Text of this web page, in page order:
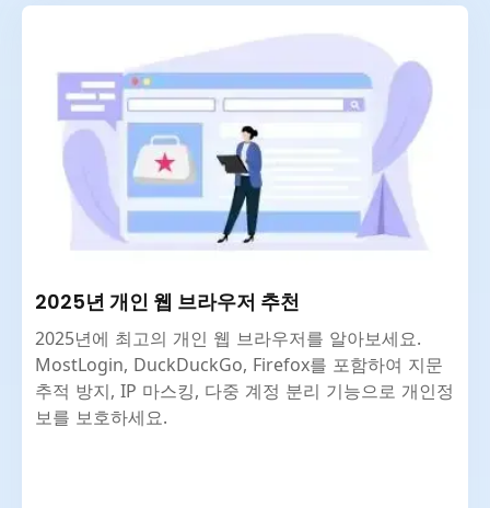
지난달
2025년 개인 웹 브라우저 추천
2025년에 최고의 개인 웹 브라우저를 알아보세요.
MostLogin, DuckDuckGo, Firefox를 포함하여 지문
추적 방지, IP 마스킹, 다중 계정 분리 기능으로 개인정
보를 보호하세요.